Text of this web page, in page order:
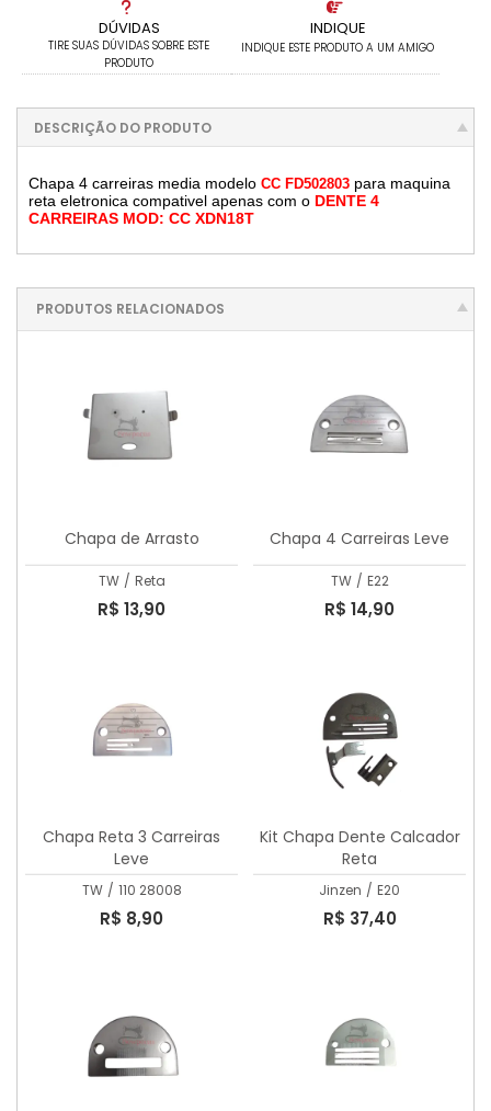
DÚVIDAS
TIRE SUAS DÚVIDAS SOBRE ESTE
PRODUTO
INDIQUE
INDIQUE ESTE PRODUTO A UM AMIGO
DESCRIÇÃO DO PRODUTO
Chapa 4 carreiras media modelo CC FD502803 para maquina
reta eletronica compativel apenas com o DENTE 4
CARREIRAS MOD: CC XDN18T
PRODUTOS RELACIONADOS
Chapa de Arrasto
TW / Reta
R$ 13,90
Chapa 4 Carreiras Leve
TW / E22
R$ 14,90
Chapa Reta 3 Carreiras
Leve
TW / 110 28008
R$ 8,90
Kit Chapa Dente Calcador
Reta
Jinzen / E20
R$ 37,40